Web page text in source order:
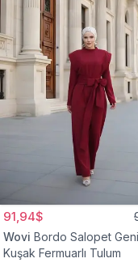
91,94$
Wovi Bordo Salopet
Kuşak Fermuarlı Tulum